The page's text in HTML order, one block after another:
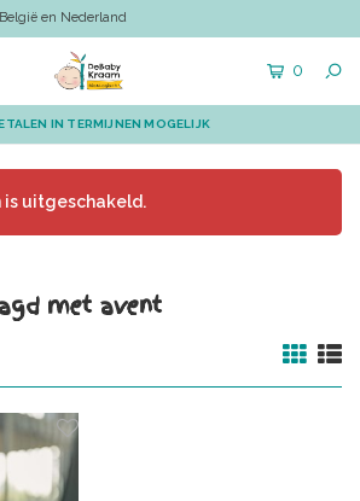
en Nederland
0
IN TERMIJNEN MOGELIJK
is uitgeschakeld.
met avent